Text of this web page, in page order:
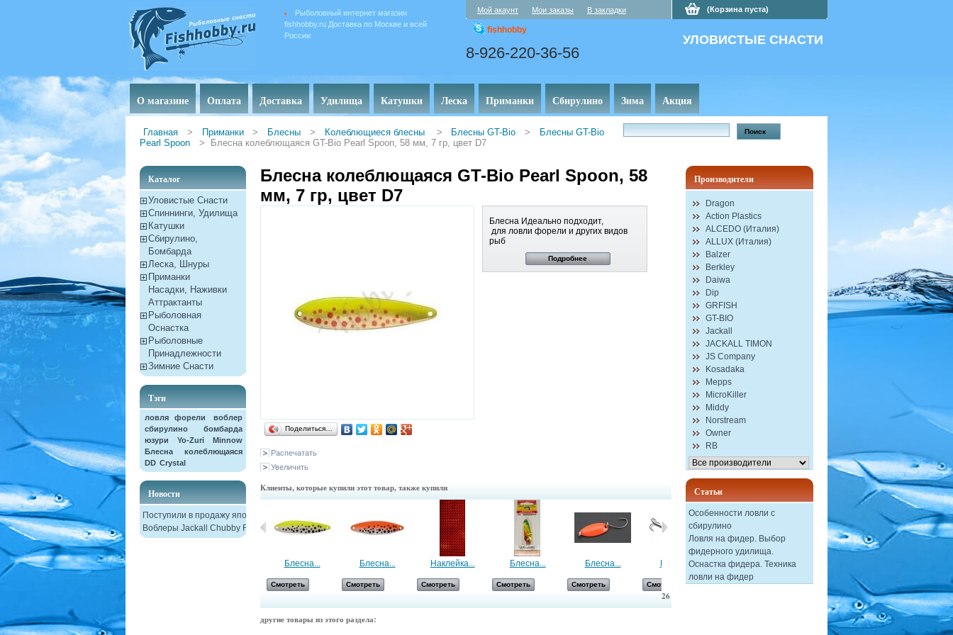
Рыболовный интернет магазин
fishhobby.ru Доставка по Москве и всей
России
Мой акаунт Мои заказы В закладки
fishhobby
8-926-220-36-56
(Корзина пуста)
УЛОВИСТЫЕ СНАСТИ
О магазине Оплата Доставка Удилища Катушки Леска Приманки Сбирулино Зима Акция
Главная > Приманки > Блесны > Колеблющиеся блесны > Блесны GT-Bio >
Блесны GT-Bio
Pearl Spoon
> Блесна колеблющаяся GT-Bio Pearl Spoon, 58 мм, 7 гр, цвет D7
Каталог
Уловистые Снасти
Спиннинги, Удилища
Катушки
Сбирулино,
Бомбарда
Леска, Шнуры
Приманки
Насадки, Наживки
Aттрактанты
Рыболовная
Оснастка
Рыболовные
Принадлежности
Зимние Снасти
Тэги
ловля форели
воблер
сбирулино
бомбарда
юзури
Yo-Zuri
Minnow
Блесна колеблющаяся
DD Crystal
Новости
Поступили в продажу японские
Воблеры Jackall Chubby F38
Блесна колеблющаяся GT-Bio Pearl Spoon, 58
мм, 7 гр, цвет D7
Поделиться…
Распечатать
Увеличить
Блесна Идеально подходит,
для ловли форели и других видов
рыб
Подробнее
Клиенты, которые купили этот товар, также купили
Блесна...
Смотреть
Блесна...
Смотреть
Наклейка...
Смотреть
Блесна...
Смотреть
Блесна...
Смотреть
Блесна...
Смотреть
Воблер...
Смотреть Смотреть
26
другие товары из этого раздела:
Производители
Dragon
Action Plastics
ALCEDO (Италия)
ALLUX (Италия)
Balzer
Berkley
Daiwa
Dip
GRFISH
GT-BIO
Jackall
JACKALL TIMON
JS Company
Kosadaka
Mepps
MicroKiller
Middy
Norstream
Owner
RB
Статьи
Особенности ловли с
сбирулино
Ловля на фидер. Выбор
фидерного удилища.
Оснастка фидера. Техника
ловли на фидер